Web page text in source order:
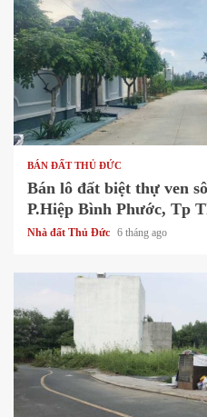
1 min read
BÁN ĐẤT THỦ ĐỨC
Bán lô đất biệt thự ven
P.Hiệp Bình Phước, Tp
Nhà đất Thủ Đức 6 tháng ago
1 min read